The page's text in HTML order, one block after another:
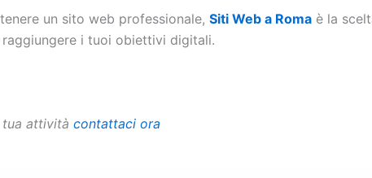
un sito web professionale, Siti Web a Roma è la
i tuoi obiettivi digitali.
attività contattaci ora